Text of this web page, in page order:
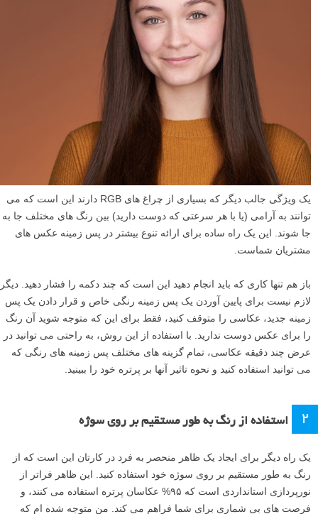
یک ویژگی جالب دیگر که بسیاری از چراغ های RGB دارند این است که می
توانند به آرامی (یا با هر سرعتی که دوست دارید) بین رنگ های مختلف جا به
جا شوند. این یک راه ساده برای ارائه تنوع بیشتر در پس زمینه عکس های
مشتریان شماست.
باز هم تنها کاری که باید انجام دهید این است که چند دکمه را فشار دهید. دیگر
لازم نیست برای پایین آوردن یک پس زمینه رنگی خاص و قرار دادن یک پس
زمینه جدید، عکاسی را متوقف کنید، فقط برای این که متوجه شوید آن رنگ
را برای عکس دوست ندارید. با استفاده از این روش، به راحتی می توانید در
عرض چند دقیقه عکاسی، تمام گزینه های مختلف پس زمینه های رنگی که
می توانید استفاده کنید و نحوه تاثیر آنها بر پرتره خود را ببینید.
۲ استفاده از رنگ به طور مستقیم بر روی سوژه
یک راه دیگر برای ایجاد یک ظاهر منحصر به فرد در کارتان این است که از
رنگ به طور مستقیم بر روی سوژه خود استفاده کنید. این ظاهر فراتر از
نورپردازی استانداردی است که ۹۵% عکاسان پرتره استفاده می کنند، و
فرصت های بی شماری برای شما فراهم می کند. من متوجه شده ام که